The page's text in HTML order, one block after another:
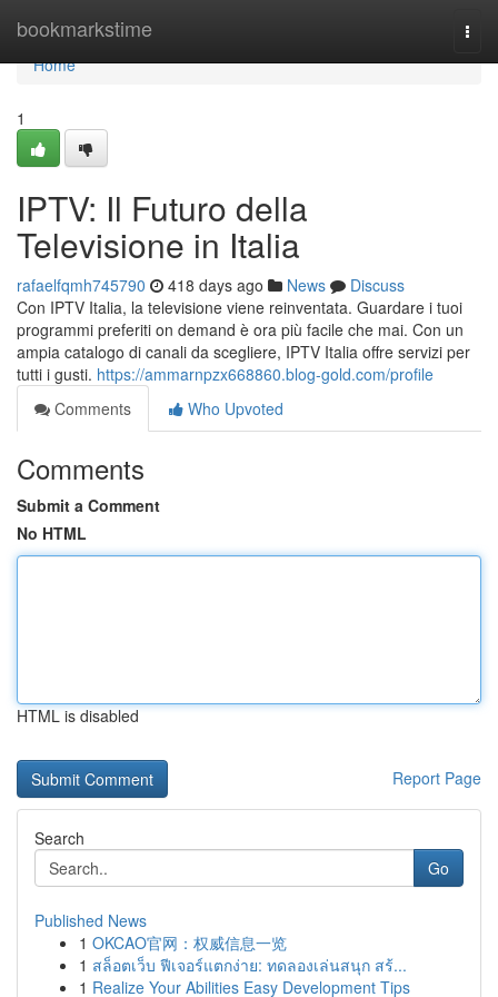
bookmarkstime
Home
Home
1
IPTV: Il Futuro della
Televisione in Italia
rafaelfqmh745790 418 days ago News
Discuss
Con IPTV Italia, la televisione viene reinventata. Guardare i tuoi
programmi preferiti on demand è ora più facile che mai. Con un
ampia catalogo di canali da scegliere, IPTV Italia offre servizi per
tutti i gusti. https://ammarnpzx668860.blog-gold.com/profile
Comments
Who Upvoted
Comments
Submit a Comment
No HTML
HTML is disabled
Report Page
Search
Go
Published News
1 OKCAO官网：权威信息一览
1 สล็อตเว็บ ฟีเจอร์แตกง่าย: ทดลองเล่นสนุก สร้...
1 Realize Your Abilities Easy Development Tips